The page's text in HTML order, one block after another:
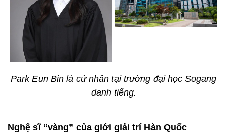
Park Eun Bin là cử nhân tại trường đại học Sogang
danh tiếng.
Nghệ sĩ “vàng” của giới giải trí Hàn Quốc